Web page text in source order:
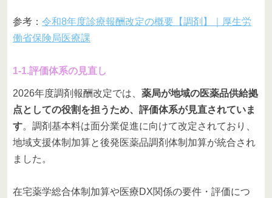
参考： 令和8年度診療報酬改定の概要【調剤】｜厚生労
働省保険局医療課
1-1.評価体系の見直し
2026年度調剤報酬改定では、 薬局が地域の医薬品供給拠
点としての役割を担うため、評価体系が見直されていま
す。調剤基本料は面分業促進に向けて改定されており、
地域支援体制加算と後発医薬品調剤体制加算が統合され
ました。
在宅薬学総合体制加算や医療DX関係の要件・評価につ